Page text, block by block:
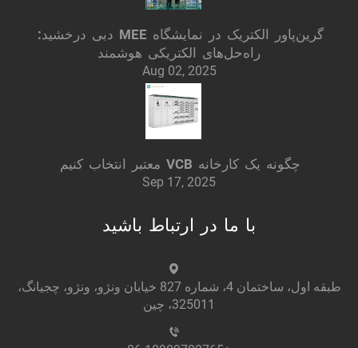
گرین‌پاور الکتریک در نمایشگاه MEE دبی درخشید:
راه‌حل‌های الکتریکی هوشمند
Aug 02, 2025
چگونه یک کارخانه VCB معتبر انتخاب کنیم
Sep 17, 2025
با ما در ارتباط باشید
طبقه اول، ساختمان 4، شماره 827 خیابان ونژو، ونژو، چجیانگ،
325011، چین